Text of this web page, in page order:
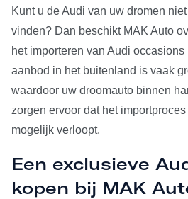
Kunt u de Audi van uw dromen
vinden? Dan beschikt MAK Auto
het importeren van Audi
aanbod in het buitenland is vaak
waardoor uw droomauto binnen
zorgen ervoor dat het
mogelijk verloopt.
Een exclusieve
kopen bij MAK